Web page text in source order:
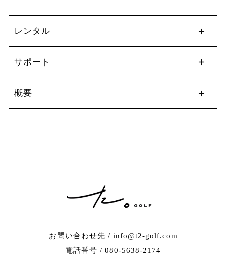
お問い合わせ先 / info@t2-golf.com
電話番号 / 080-5638-2174
レンタル
サポート
概要